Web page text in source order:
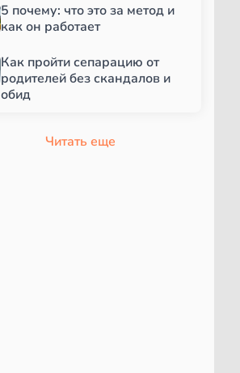
5 почему: что это за метод и
как он работает
Как пройти сепарацию от
родителей без скандалов и
обид
Читать еще